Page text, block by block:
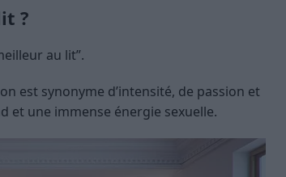
?
au lit”.
est synonyme d’intensité, de passion et
et une immense énergie sexuelle.